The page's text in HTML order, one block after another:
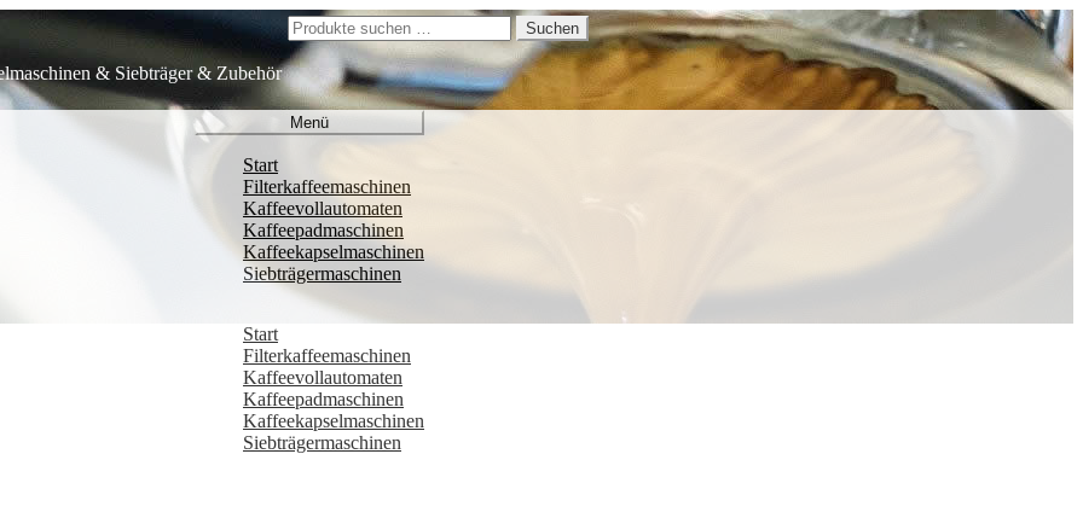
& Siebträger & Zubehör
Suchen
nach:
Suchen
Menü
Start
Filterkaffeemaschinen
Kaffeevollautomaten
Kaffeepadmaschinen
Kaffeekapselmaschinen
Siebträgermaschinen
Start
Filterkaffeemaschinen
Kaffeevollautomaten
Kaffeepadmaschinen
Kaffeekapselmaschinen
Siebträgermaschinen